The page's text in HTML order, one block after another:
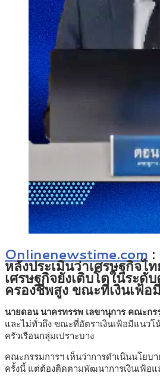
Onlinenewstime.com :
หลังประเมินว่าเศรษฐกิจ
เศรษฐกิจยังเติบโตในระ
ครองชีพสูง ขณะที่เงินเฟ้
นายดอน นาครทรรพ เลขานุการ คณะกร
และไม่ทั่วถึง ขณะที่อัตราเงินเฟ้อมีแนว
ครัวเรือนกลุ่มเปราะบาง
คณะกรรมการฯ เห็นว่าการดำเนินนโยบ
ครั้งนี้ แต่ต้องติดตามพัฒนาการเงินเฟ้อ